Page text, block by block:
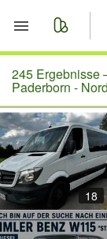
Start
Anzeige
245 Ergebnisse
Paderborn -
18